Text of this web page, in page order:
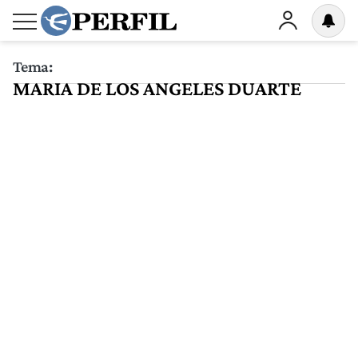
Tema:
MARIA DE LOS ANGELES DUARTE